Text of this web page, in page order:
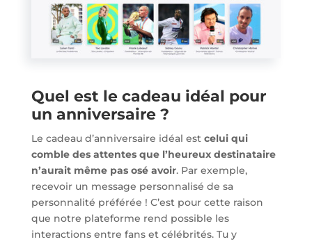
Quel est le cadeau idéal pour
un anniversaire ?
Le cadeau d’anniversaire idéal est celui qui
comble des attentes que l’heureux destinataire
n’aurait même pas osé avoir. Par exemple,
recevoir un message personnalisé de sa
personnalité préférée ! C’est pour cette raison
que notre plateforme rend possible les
interactions entre fans et célébrités. Tu y